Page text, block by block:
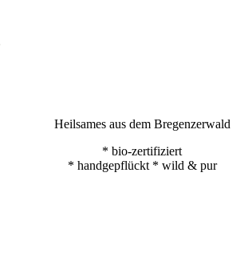
Heilsames aus dem Bregenzerwald
* bio-zertifiziert
* handgepflückt * wild & pur